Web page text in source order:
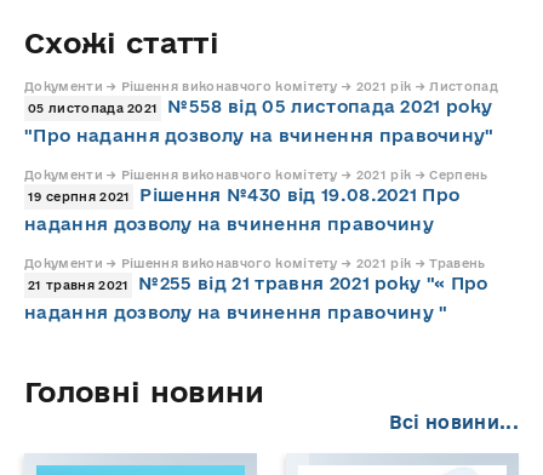
Схожі статті
Документи → Рішення виконавчого комітету → 2021 рік → Листопад
05 листопада 2021
№558 від 05 листопада 2021 року
"Про надання дозволу на вчинення правочину"
Документи → Рішення виконавчого комітету → 2021 рік → Серпень
19 серпня 2021
Рішення №430 від 19.08.2021 Про
надання дозволу на вчинення правочину
Документи → Рішення виконавчого комітету → 2021 рік → Травень
21 травня 2021
№255 від 21 травня 2021 року "« Про
надання дозволу на вчинення правочину "
Головні новини
Всі новини...